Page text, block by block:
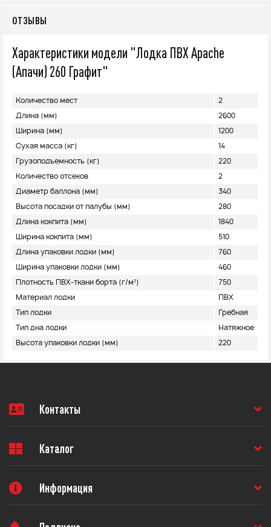
ОТЗЫВЫ
Характеристики модели "Лодка ПВХ Apache
(Апачи) 260 Графит"
Количество мест 2
Длина (мм) 2600
Ширина (мм) 1200
Сухая масса (кг) 14
Грузоподъемность (кг) 220
Количество отсеков 2
Диаметр баллона (мм) 340
Высота посадки от палубы (мм) 280
Длина кокпита (мм) 1840
Ширина кокпита (мм) 510
Длина упаковки лодки (мм) 760
Ширина упаковки лодки (мм) 460
Плотность ПВХ-ткани борта (г/м²) 750
Материал лодки ПВХ
Тип лодки Гребная
Тип дна лодки Натяжное
Высота упаковки лодки (мм) 220
Контакты
Каталог
Информация